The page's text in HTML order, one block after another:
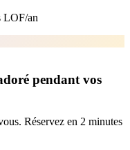
LOF/an
pendant vos
Réservez en 2 minutes